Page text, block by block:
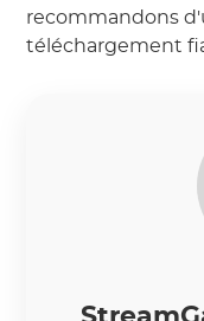
recommandons
téléchargement